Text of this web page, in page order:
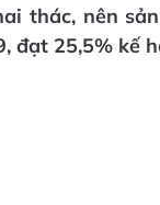
thác, nên
đạt 25,5% kế